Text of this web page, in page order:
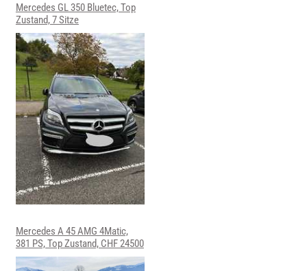
Mercedes GL 350 Bluetec, Top
Zustand, 7 Sitze
Mercedes A 45 AMG 4Matic,
381 PS, Top Zustand, CHF 24500